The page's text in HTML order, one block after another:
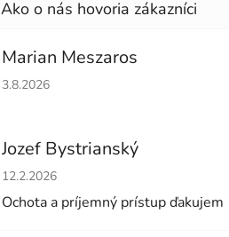
Marian Meszaros
Hodnotenie obchodu je 5 z 5
3.8.2026
Jozef Bystrianský
Hodnotenie obchodu je 5 z 5
12.2.2026
Ochota a príjemný prístup ďakujem